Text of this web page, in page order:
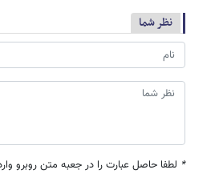
نظر شما
* لطفا حاصل عبارت را در جعبه متن روبرو